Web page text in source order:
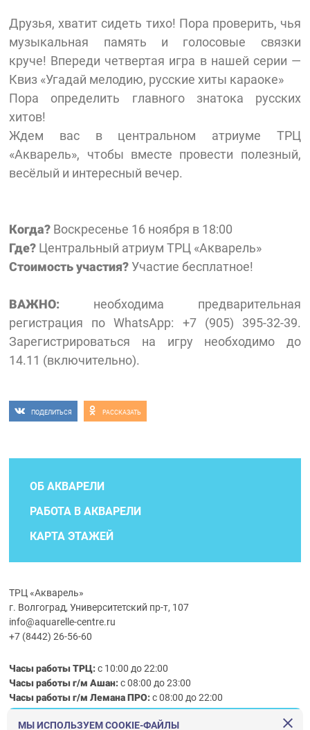
Друзья, хватит сидеть тихо! Пора проверить, чья
музыкальная память и голосовые связки
круче! Впереди четвертая игра в нашей серии —
Квиз «Угадай мелодию, русские хиты караоке»
Пора определить главного знатока русских
хитов!
Ждем вас в центральном атриуме ТРЦ
«Акварель», чтобы вместе провести полезный,
весёлый и интересный вечер.
Когда? Воскресенье 16 ноября в 18:00
Где? Центральный атриум ТРЦ «Акварель»
Стоимость участия? Участие бесплатное!
ВАЖНО: необходима предварительная
регистрация по WhatsApp: +7 (905) 395-32-39.
Зарегистрироваться на игру необходимо до
14.11 (включительно).
ПОДЕЛИТЬСЯ РАССКАЗАТЬ
ОБ АКВАРЕЛИ
РАБОТА В АКВАРЕЛИ
КАРТА ЭТАЖЕЙ
ТРЦ «Акварель»
г. Волгоград, Университетский пр-т, 107
info@aquarelle-centre.ru
+7 (8442) 26-56-60
Часы работы ТРЦ:с 10:00 до 22:00
Часы работы г/м Ашан:с 08:00 до 23:00
Часы работыг/мЛемана ПРО:с 08:00 до 22:00
МЫ ИСПОЛЬЗУЕМ COOKIE-ФАЙЛЫ